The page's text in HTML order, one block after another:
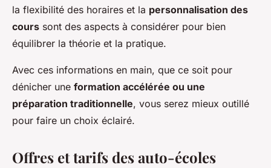
la flexibilité des horaires et la personnalisation des
cours sont des aspects à considérer pour bien
équilibrer la théorie et la pratique.
Avec ces informations en main, que ce soit pour
dénicher une formation accélérée ou une
préparation traditionnelle, vous serez mieux outillé
pour faire un choix éclairé.
Offres et tarifs des auto-écoles